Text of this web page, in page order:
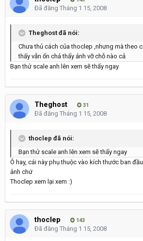
Đã đăng Tháng 1 15, 2008
Theghost đã nói:
Chưa thủ cách của thoclep ,nhưng mà theo
thấy vẫn ổn chả thấy ảnh vỡ chỗ nào cả
Bạn thử scale anh lên xem sẽ thấy ngay
Theghost 31
Đã đăng Tháng 1 15, 2008
thoclep đã nói:
Bạn thử scale anh lên xem sẽ thấy ngay
Ô hay, cái này phụ thuộc vào kích thước ban
ảnh chứ
Thoclep xem lại xem :)
thoclep 143
Đã đăng Tháng 1 15, 2008